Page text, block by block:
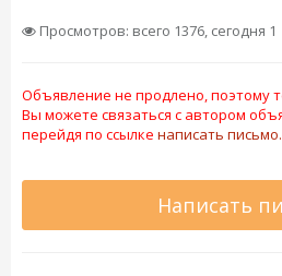
Просмотров: всего 1376, сегодня 1
Объявление не продлено, поэтому
Вы можете связаться с автором
перейдя по ссылке написать письмо.
Написать